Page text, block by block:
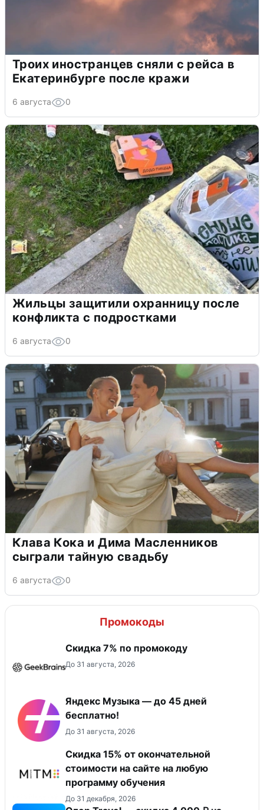
Троих иностранцев сняли с рейса в
Екатеринбурге после кражи
6 августа 0
Жильцы защитили охранницу после
конфликта с подростками
6 августа 0
Клава Кока и Дима Масленников
сыграли тайную свадьбу
6 августа 0
Промокоды
Скидка 7% по промокоду
До 31 августа, 2026
Яндекс Музыка — до 45 дней
бесплатно!
До 31 августа, 2026
Скидка 15% от окончательной
стоимости на сайте на любую
программу обучения
До 31 декабря, 2026